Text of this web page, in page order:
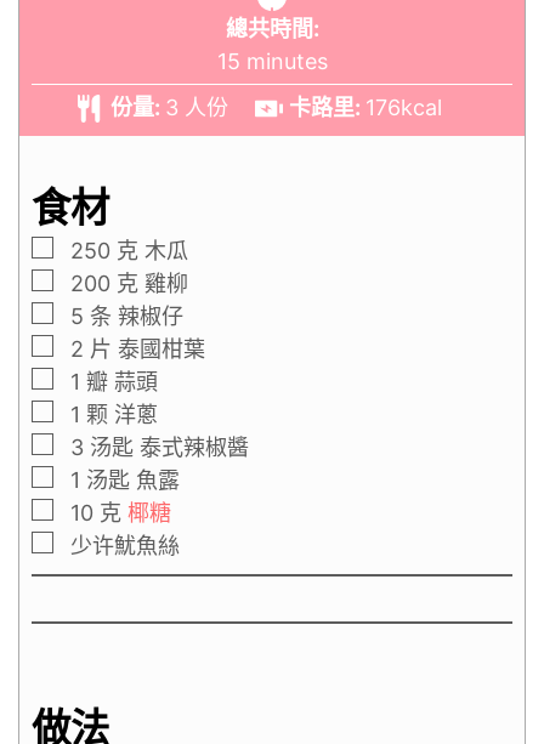
總共時間:
15 minutes
份量: 3 人份 卡路里: 176kcal
食材
250 克 木瓜
200 克 雞柳
5 条 辣椒仔
2 片 泰國柑葉
1 瓣 蒜頭
1 颗 洋蔥
3 汤匙 泰式辣椒醬
1 汤匙 魚露
10 克 椰糖
少许魷魚絲
做法